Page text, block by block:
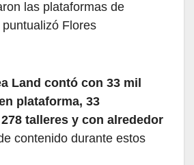
las plataformas de
Flores
Land contó con 33 mil
plataforma, 33
talleres y con alrededor
contenido durante estos